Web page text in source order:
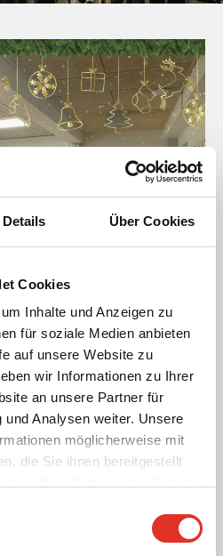
Details Über Cookies
Cookies
Inhalte und Anzeigen zu
für soziale Medien anbieten
auf unsere Website zu
wir Informationen zu Ihrer
an unsere Partner für
Analysen weiter. Unsere
möglicherweise mit
die Sie ihnen bereitgestellt
Gaben – daher freuen wir uns, die
Weihnachtslotterie an unser
„Bystuen“ in Vinderup zu
Gemeinschaftsgefühl
Generationen hinweg. Die
künstlerische Projektwerkstatt,